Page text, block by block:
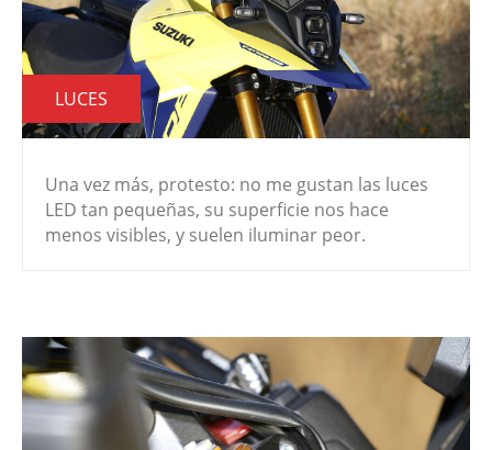
LUCES
Una vez más, protesto: no me gustan las luces
LED tan pequeñas, su superficie nos hace
menos visibles, y suelen iluminar peor.